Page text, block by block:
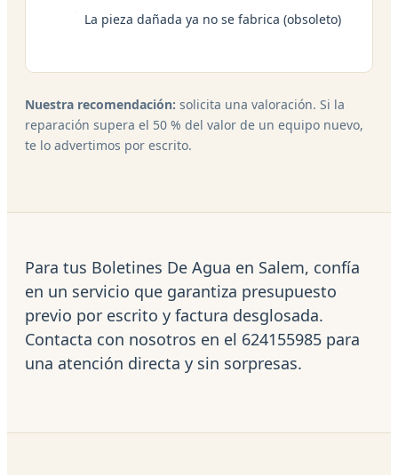
La pieza dañada ya no se fabrica (obsoleto)
Nuestra recomendación: solicita una valoración. Si la
reparación supera el 50 % del valor de un equipo nuevo,
te lo advertimos por escrito.
Para tus Boletines De Agua en Salem, confía
en un servicio que garantiza presupuesto
previo por escrito y factura desglosada.
Contacta con nosotros en el 624155985 para
una atención directa y sin sorpresas.